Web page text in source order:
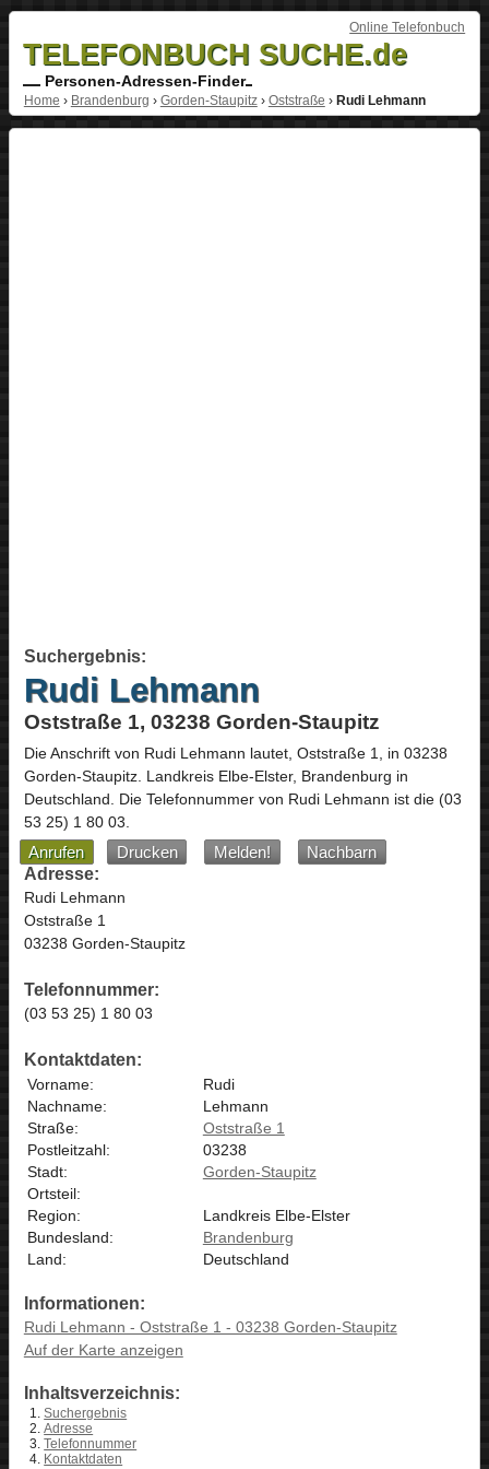
Online Telefonbuch
TELEFONBUCH SUCHE.de
Personen-Adressen-Finder
Home › Brandenburg › Gorden-Staupitz› Oststraße › Rudi Lehmann
Suchergebnis:
Rudi Lehmann
Oststraße 1, 03238 Gorden-Staupitz
Die Anschrift von Rudi Lehmann lautet, Oststraße 1, in 03238
Gorden-Staupitz. Landkreis Elbe-Elster, Brandenburg in
Deutschland. Die Telefonnummer von Rudi Lehmann ist die (03
53 25) 1 80 03.
Anrufen Drucken Melden!
Nachbarn
Adresse:
Rudi Lehmann
Oststraße 1
03238 Gorden-Staupitz
Telefonnummer:
(03 53 25) 1 80 03
Kontaktdaten:
Vorname:
Rudi
Nachname:
Lehmann
Straße:
Oststraße 1
Postleitzahl:
03238
Stadt:
Gorden-Staupitz
Ortsteil:
Region:
Landkreis Elbe-Elster
Bundesland:
Brandenburg
Land:
Deutschland
Informationen:
Rudi Lehmann - Oststraße 1 - 03238 Gorden-Staupitz
Auf der Karte anzeigen
Inhaltsverzeichnis:
Suchergebnis
Adresse
Telefonnummer
Kontaktdaten